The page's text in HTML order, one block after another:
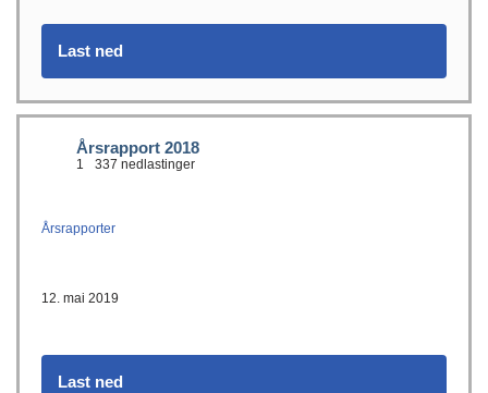
Last ned
Årsrapport 2018
1 337 nedlastinger
Årsrapporter
12. mai 2019
Last ned